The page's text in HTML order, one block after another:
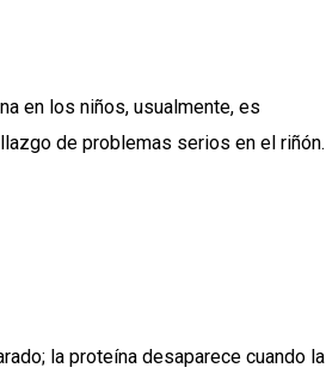
en los niños, usualmente, es
de problemas serios en el riñón.
la proteína desaparece cuando la